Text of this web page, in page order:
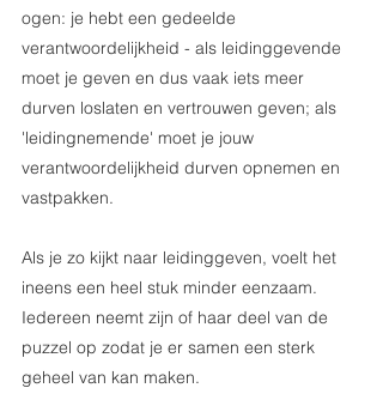
ogen: je hebt een gedeelde
verantwoordelijkheid - als leidinggevende
moet je geven en dus vaak iets meer
durven loslaten en vertrouwen geven; als
'leidingnemende' moet je jouw
verantwoordelijkheid durven opnemen en
vastpakken.
Als je zo kijkt naar leidinggeven, voelt het
ineens een heel stuk minder eenzaam.
Iedereen neemt zijn of haar deel van de
puzzel op zodat je er samen een sterk
geheel van kan maken.